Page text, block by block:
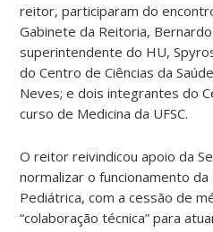
reitor, participaram do
Gabinete da Reitoria,
superintendente do HU,
do Centro de Ciências da
Neves; e dois integrantes do
curso de Medicina da UFSC.
O reitor reivindicou apoio da
normalizar o funcionamento da
Pediátrica, com a cessão de
“colaboração técnica” para